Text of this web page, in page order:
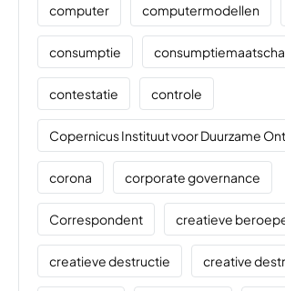
computer computermodellen
consumptie
contestatie controle
Copernicus Instituut voor Duurzame
corona corporate governance
Correspondent creatieve
creatieve destructie creative